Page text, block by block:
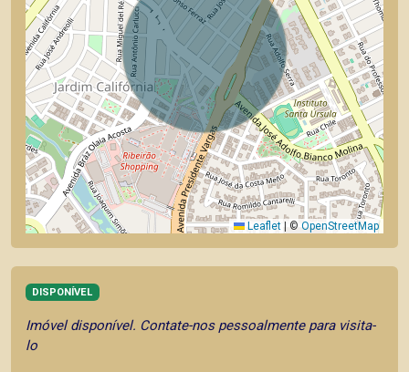
Leaflet © OpenStreetMap
DISPONÍVEL
Imóvel disponível. Contate-nos pessoalmente para visita-
lo